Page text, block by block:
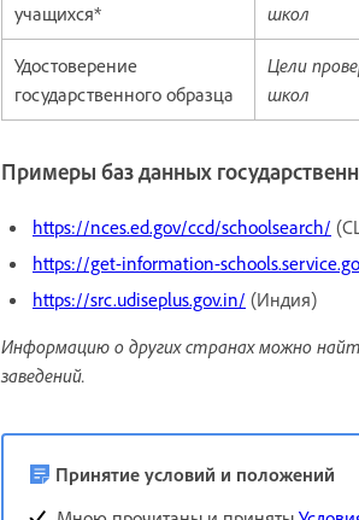
учащихся*
школ
Удостоверение
государственного образца
Цели
школ
Примеры баз данных
https://nces.ed.gov/ccd/schoolsearch/
https://get-information-
https://src.udiseplus.gov.in/ (Индия)
Информацию о других странах можно
заведений.
Принятие условий и положений